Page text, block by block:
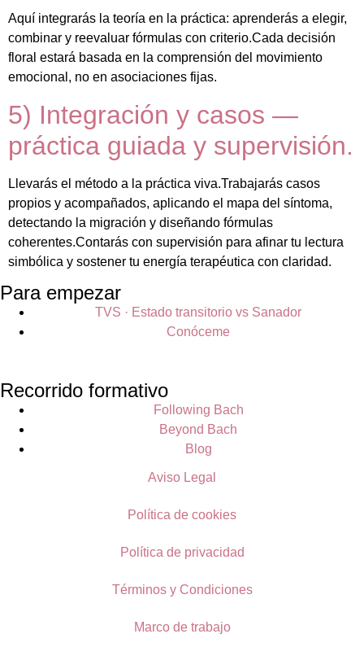
Aquí integrarás la teoría en la práctica: aprenderás a elegir,
combinar y reevaluar fórmulas con criterio.Cada decisión
floral estará basada en la comprensión del movimiento
emocional, no en asociaciones fijas.
5) Integración y casos —
práctica guiada y supervisión.
Llevarás el método a la práctica viva.Trabajarás casos
propios y acompañados, aplicando el mapa del síntoma,
detectando la migración y diseñando fórmulas
coherentes.Contarás con supervisión para afinar tu lectura
simbólica y sostener tu energía terapéutica con claridad.
Para empezar
TVS · Estado transitorio vs Sanador
Conóceme
Recorrido formativo
Following Bach
Beyond Bach
Blog
Aviso Legal
Política de cookies
Política de privacidad
Términos y Condiciones
Marco de trabajo